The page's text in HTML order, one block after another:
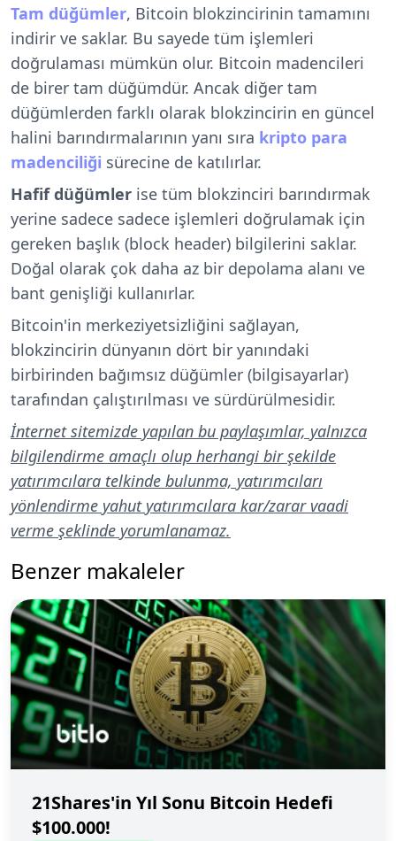
Tam düğümler, Bitcoin blokzincirinin tamamını
indirir ve saklar. Bu sayede tüm işlemleri
doğrulaması mümkün olur. Bitcoin madencileri
de birer tam düğümdür. Ancak diğer tam
düğümlerden farklı olarak blokzincirin en güncel
halini barındırmalarının yanı sıra kripto para
madenciliği sürecine de katılırlar.
Hafif düğümler ise tüm blokzinciri barındırmak
yerine sadece sadece işlemleri doğrulamak için
gereken başlık (block header) bilgilerini saklar.
Doğal olarak çok daha az bir depolama alanı ve
bant genişliği kullanırlar.
Bitcoin'in merkeziyetsizliğini sağlayan,
blokzincirin dünyanın dört bir yanındaki
birbirinden bağımsız düğümler (bilgisayarlar)
tarafından çalıştırılması ve sürdürülmesidir.
İnternet sitemizde yapılan bu paylaşımlar, yalnızca
bilgilendirme amaçlı olup herhangi bir şekilde
yatırımcılara telkinde bulunma, yatırımcıları
yönlendirme yahut yatırımcılara kar/zarar vaadi
verme şeklinde yorumlanamaz.
Benzer makaleler
21Shares'in Yıl Sonu Bitcoin Hedefi
$100.000!